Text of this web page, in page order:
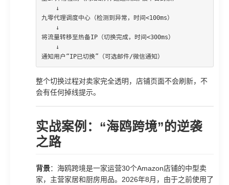
    ↓
九零代理调度中心（检测到异常，时间<100ms）
    ↓
将流量转移至热备IP（切换完成，时间<300ms）
    ↓
通知用户“IP已切换”（可选邮件/微信通知）
整个切换过程对卖家完全透明，店铺页面不会刷新，不
会有任何掉线提示。
实战案例：“海鸥跨境”的逆袭
之路
背景：海鸥跨境是一家运营30个Amazon店铺的中型卖
家，主营家居和厨房用品。2026年8月，由于之前使用了